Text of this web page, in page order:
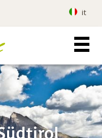
it